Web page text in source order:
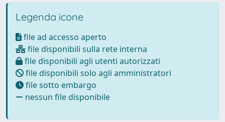
Legenda icone
file ad accesso aperto
file disponibili sulla rete interna
file disponibili agli utenti autorizzati
file disponibili solo agli amministratori
file sotto embargo
nessun file disponibile